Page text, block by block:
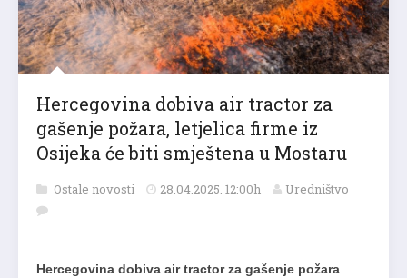
Hercegovina dobiva air tractor za
gašenje požara, letjelica firme iz
Osijeka će biti smještena u Mostaru
Ostale novosti 28.04.2025. 12:00h Uredništvo
Hercegovina dobiva air tractor za gašenje požara